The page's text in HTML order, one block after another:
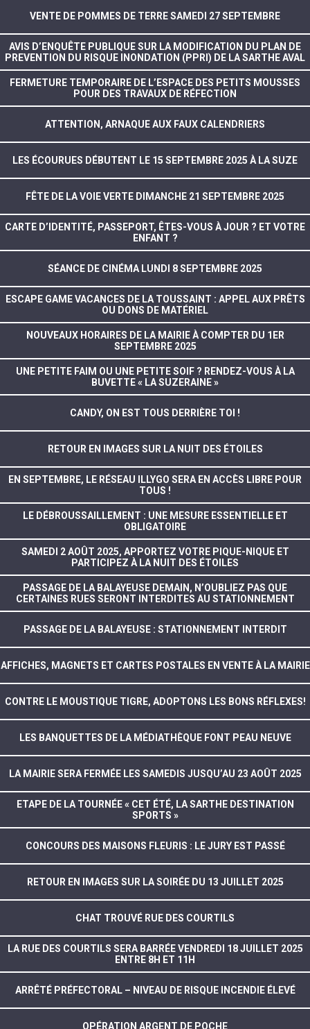
VENTE DE POMMES DE TERRE SAMEDI 27 SEPTEMBRE
AVIS D’ENQUÊTE PUBLIQUE SUR LA MODIFICATION DU PLAN DE
PREVENTION DU RISQUE INONDATION (PPRI) DE LA SARTHE AVAL
FERMETURE TEMPORAIRE DE L’ESPACE DES PETITS MOUSSES
POUR DES TRAVAUX DE RÉFECTION
ATTENTION, ARNAQUE AUX FAUX CALENDRIERS
LES ÉCOURUES DÉBUTENT LE 15 SEPTEMBRE 2025 À LA SUZE
FÊTE DE LA VOIE VERTE DIMANCHE 21 SEPTEMBRE 2025
CARTE D’IDENTITÉ, PASSEPORT, ÊTES-VOUS À JOUR ? ET VOTRE
ENFANT ?
SÉANCE DE CINÉMA LUNDI 8 SEPTEMBRE 2025
ESCAPE GAME VACANCES DE LA TOUSSAINT : APPEL AUX PRÊTS
OU DONS DE MATÉRIEL
NOUVEAUX HORAIRES DE LA MAIRIE À COMPTER DU 1ER
SEPTEMBRE 2025
UNE PETITE FAIM OU UNE PETITE SOIF ? RENDEZ-VOUS À LA
BUVETTE « LA SUZERAINE »
CANDY, ON EST TOUS DERRIÈRE TOI !
RETOUR EN IMAGES SUR LA NUIT DES ÉTOILES
EN SEPTEMBRE, LE RÉSEAU ILLYGO SERA EN ACCÈS LIBRE POUR
TOUS !
LE DÉBROUSSAILLEMENT : UNE MESURE ESSENTIELLE ET
OBLIGATOIRE
SAMEDI 2 AOÛT 2025, APPORTEZ VOTRE PIQUE-NIQUE ET
PARTICIPEZ À LA NUIT DES ÉTOILES
PASSAGE DE LA BALAYEUSE DEMAIN, N’OUBLIEZ PAS QUE
CERTAINES RUES SERONT INTERDITES AU STATIONNEMENT
PASSAGE DE LA BALAYEUSE : STATIONNEMENT INTERDIT
AFFICHES, MAGNETS ET CARTES POSTALES EN VENTE À LA MAIRIE
CONTRE LE MOUSTIQUE TIGRE, ADOPTONS LES BONS RÉFLEXES!
LES BANQUETTES DE LA MÉDIATHÈQUE FONT PEAU NEUVE
LA MAIRIE SERA FERMÉE LES SAMEDIS JUSQU’AU 23 AOÛT 2025
ETAPE DE LA TOURNÉE « CET ÉTÉ, LA SARTHE DESTINATION
SPORTS »
CONCOURS DES MAISONS FLEURIS : LE JURY EST PASSÉ
RETOUR EN IMAGES SUR LA SOIRÉE DU 13 JUILLET 2025
CHAT TROUVÉ RUE DES COURTILS
LA RUE DES COURTILS SERA BARRÉE VENDREDI 18 JUILLET 2025
ENTRE 8H ET 11H
ARRÊTÉ PRÉFECTORAL – NIVEAU DE RISQUE INCENDIE ÉLEVÉ
OPÉRATION ARGENT DE POCHE